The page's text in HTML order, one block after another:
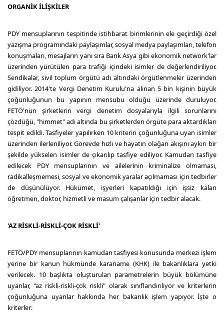
ORGANİK İLİŞKİLER
PDY mensuplarının tespitinde istihbarat birimlerinin ele geçirdiği özel
yazışma programındaki paylaşımlar, sosyal medya paylaşımları, telefon
konuşmaları, mesajların yanı sıra Bank Asya gibi ekonomik network'lar
üzerinden yürütülen para trafiği içindeki isimler de değerlendiriliyor.
Sendikalar, sivil toplum örgütü adı altındaki örgütlenmeler üzerinden
gidiliyor. 2014'te Vergi Denetim Kurulu'na alınan 5 bin kişinin büyük
çoğunluğunun bu yapının mensubu olduğu üzerinde duruluyor.
FETÖ'nün şirketlerin vergi denetim dosyalarıyla ilgili sorunlarını
çözdüğü, "himmet" adı altında bu şirketlerden örgüte para aktardıkları
tespit edildi. Tasfiyeler yapılırken 10 kriterin çoğunluğuna uyan isimler
üzerinden ilerleniliyor. Görevde hızlı ve hayatın olağan akışını aykırı bir
şekilde yükselen isimler de çıkarılıp tasfiye ediliyor. Kamudan tasfiye
edilecek PDY mensuplarının ve ailelerinin kriminalize olmaması,
radikalleşmemesi, sosyal ve ekonomik yaralar açılmaması için tedbirler
de düşünülüyor. Hükümet, işyerleri kapatıldığı için işsiz kalan
öğretmen, doktor, hizmetli ve masum çalışanlar için tedbir alacak.
'AZ RİSKLİ-RİSKLİ-ÇOK RİSKLİ'
FETÖ/PDY mensuplarının kamudan tasfiyesi konusunda merkezi işlem
yerine bir kanun hükmünde karaname (KHK) ile bakanlıklara yetki
verilecek. 10 başlıkta oluşturulan parametrelerin büyük bölümüne
uyanlar, "az riskli-riskli-çok riskli" olarak sınıflandırılıyor ve kriterlerin
çoğunluğuna uyanlar hakkında her bakanlık işlem yapıyor. İşte o
kriterler: